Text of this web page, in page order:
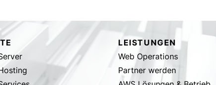
LEISTUNGEN
Web Operations
Partner werden